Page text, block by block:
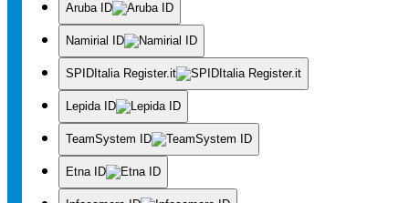
Aruba ID
Namirial ID
SPIDItalia Register.it
Lepida ID
TeamSystem ID
Etna ID